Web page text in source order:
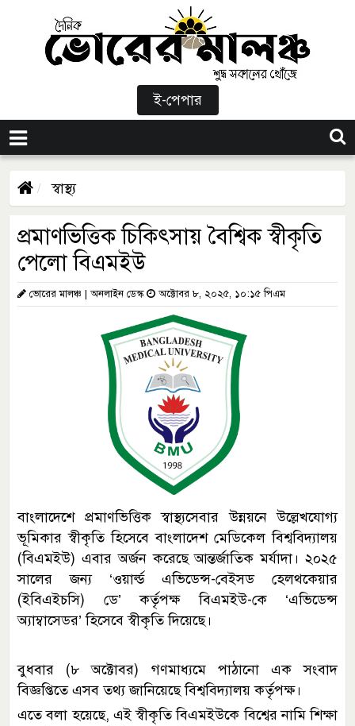
ই-পেপার
স্বাস্থ্য
প্রমাণভিত্তিক চিকিৎসায় বৈশ্বিক স্বীকৃতি
পেলো বিএমইউ
ভোরের মালঞ্চ | অনলাইন ডেস্ক অক্টোবর ৮, ২০২৫, ১০:১৫ পিএম
বাংলাদেশে প্রমাণভিত্তিক স্বাস্থ্যসেবার উন্নয়নে উল্লেখযোগ্য
ভূমিকার স্বীকৃতি হিসেবে বাংলাদেশ মেডিকেল বিশ্ববিদ্যালয়
(বিএমইউ) এবার অর্জন করেছে আন্তর্জাতিক মর্যাদা। ২০২৫
সালের জন্য ‘ওয়ার্ল্ড এভিডেন্স-বেইসড হেলথকেয়ার
(ইবিএইচসি) ডে’ কর্তৃপক্ষ বিএমইউ-কে ‘এভিডেন্স
অ্যাম্বাসেডর’ হিসেবে স্বীকৃতি দিয়েছে।
বুধবার (৮ অক্টোবর) গণমাধ্যমে পাঠানো এক সংবাদ
বিজ্ঞপ্তিতে এসব তথ্য জানিয়েছে বিশ্ববিদ্যালয় কর্তৃপক্ষ।
এতে বলা হয়েছে, এই স্বীকৃতি বিএমইউকে বিশ্বের নামি শিক্ষা